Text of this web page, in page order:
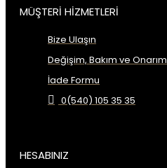
MÜŞTERİ HİZMETLERİ
Bize Ulaşın
Değişim, Bakım ve Onarım
İade Formu
0(540) 105 35 35
HESABINIZ